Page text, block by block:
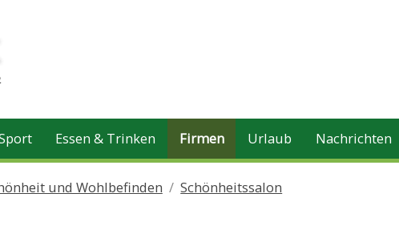
Essen & Trinken Firmen Urlaub Nachrichten
und Wohlbefinden Schönheitssalon